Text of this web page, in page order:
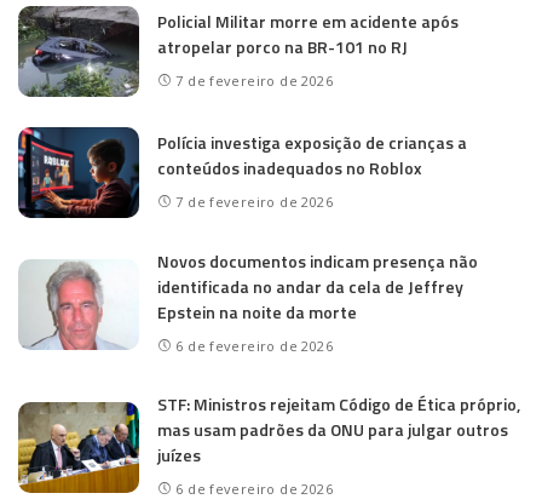
Policial Militar morre em acidente após
atropelar porco na BR-101 no RJ
7 de fevereiro de 2026
Polícia investiga exposição de crianças a
conteúdos inadequados no Roblox
7 de fevereiro de 2026
Novos documentos indicam presença não
identificada no andar da cela de Jeffrey
Epstein na noite da morte
6 de fevereiro de 2026
STF: Ministros rejeitam Código de Ética próprio,
mas usam padrões da ONU para julgar outros
juízes
6 de fevereiro de 2026